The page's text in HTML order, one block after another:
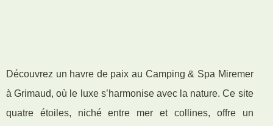
Découvrez un havre de paix au Camping & Spa Miremer
à Grimaud, où le luxe s’harmonise avec la nature. Ce site
quatre étoiles, niché entre mer et collines, offre un